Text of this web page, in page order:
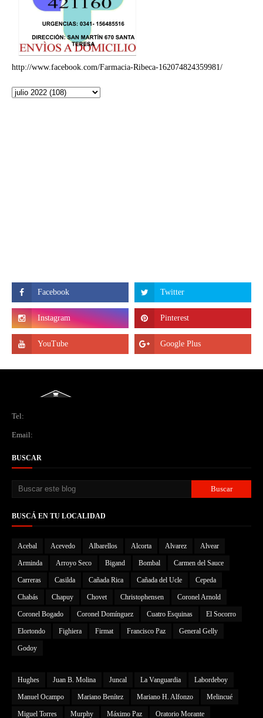
http://www.facebook.com/Farmacia-Ribeca-162074824359981/
Tel:
Email:
BUSCAR
BUSCÁ EN TU LOCALIDAD
Acebal Acevedo Albarellos Alcorta Alvarez Alvear
Arminda Arroyo Seco Bigand Bombal Carmen del Sauce
Carreras Casilda Cañada Rica Cañada del Ucle Cepeda
Chabás Chapuy Chovet Christophensen Coronel Arnold
Coronel Bogado Coronel Domínguez Cuatro Esquinas El Socorro
Elortondo Fighiera Firmat Francisco Paz General Gelly
Godoy
Hughes Juan B. Molina Juncal La Vanguardia Labordeboy
Manuel Ocampo Mariano Benítez Mariano H. Alfonzo Melincué
Miguel Torres Murphy Máximo Paz Oratorio Morante